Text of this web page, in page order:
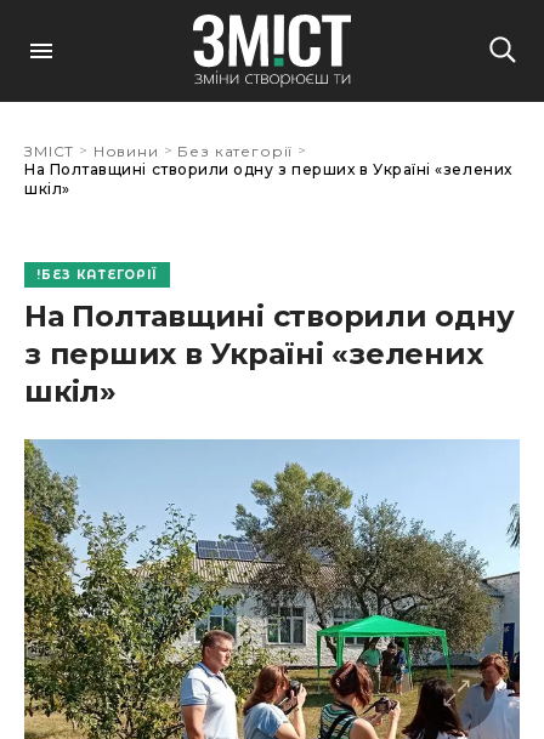
ЗМІСТ > Новини > Без категорії >
На Полтавщині створили одну з перших в Україні «зелених
шкіл»
БЕЗ КАТЕГОРІЇ
На Полтавщині створили одну
з перших в Україні «зелених
шкіл»